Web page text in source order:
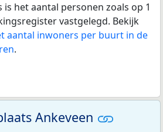
het aantal personen zoals op 1
vastgelegd. Bekijk
aantal inwoners per buurt in de
.
Ankeveen